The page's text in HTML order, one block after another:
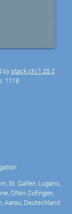
by stack.ch/1.25.2
1118
St. Gallen, Lugano,
Olten-Zofingen,
Aarau, Deutschland